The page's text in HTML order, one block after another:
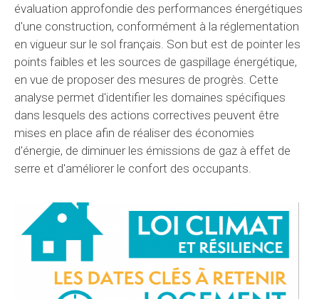
évaluation approfondie des performances énergétiques
d'une construction, conformément à la réglementation
en vigueur sur le sol français. Son but est de pointer les
points faibles et les sources de gaspillage énergétique,
en vue de proposer des mesures de progrès. Cette
analyse permet d'identifier les domaines spécifiques
dans lesquels des actions correctives peuvent être
mises en place afin de réaliser des économies
d'énergie, de diminuer les émissions de gaz à effet de
serre et d'améliorer le confort des occupants.